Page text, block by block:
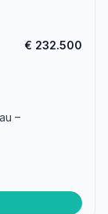
€ 232.500
–